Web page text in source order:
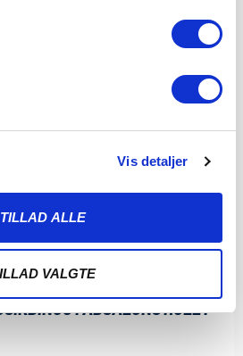
Vis detaljer
TILLAD ALLE
VALGTE
I ABSALONS HULE I